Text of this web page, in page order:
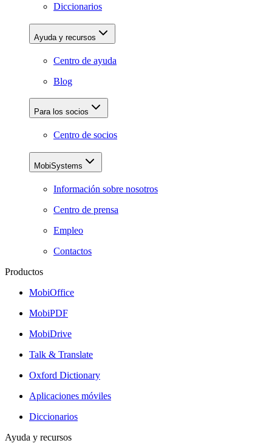
Diccionarios
Ayuda y recursos
Centro de ayuda
Blog
Para los socios
Centro de socios
MobiSystems
Información sobre nosotros
Centro de prensa
Empleo
Contactos
Productos
MobiOffice
MobiPDF
MobiDrive
Talk & Translate
Oxford Dictionary
Aplicaciones móviles
Diccionarios
Ayuda y recursos